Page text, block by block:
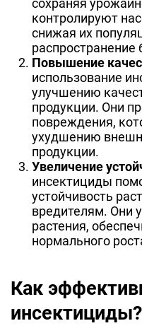
сохраняя
контролируют
снижая их
распространение
Повышение
использование
улучшению
продукции. Они
повреждения,
ухудшению
продукции.
Увеличение
инсектициды
устойчивость
вредителям. Они
растения,
нормального
Как
инсектициды?